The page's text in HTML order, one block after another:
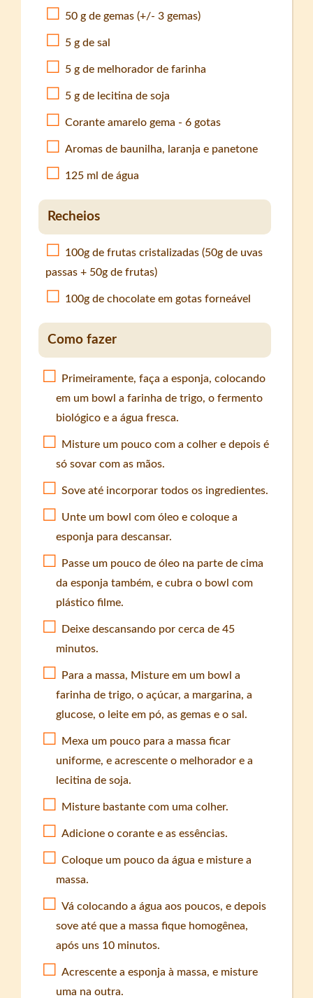
50 g de gemas (+/- 3 gemas)
5 g de sal
5 g de melhorador de farinha
5 g de lecitina de soja
Corante amarelo gema - 6 gotas
Aromas de baunilha, laranja e panetone
125 ml de água
Recheios
100g de frutas cristalizadas (50g de uvas
passas + 50g de frutas)
100g de chocolate em gotas forneável
Como fazer
Primeiramente, faça a esponja, colocando
em um bowl a farinha de trigo, o fermento
biológico e a água fresca.
Misture um pouco com a colher e depois é
só sovar com as mãos.
Sove até incorporar todos os ingredientes.
Unte um bowl com óleo e coloque a
esponja para descansar.
Passe um pouco de óleo na parte de cima
da esponja também, e cubra o bowl com
plástico filme.
Deixe descansando por cerca de 45
minutos.
Para a massa, Misture em um bowl a
farinha de trigo, o açúcar, a margarina, a
glucose, o leite em pó, as gemas e o sal.
Mexa um pouco para a massa ficar
uniforme, e acrescente o melhorador e a
lecitina de soja.
Misture bastante com uma colher.
Adicione o corante e as essências.
Coloque um pouco da água e misture a
massa.
Vá colocando a água aos poucos, e depois
sove até que a massa fique homogênea,
após uns 10 minutos.
Acrescente a esponja à massa, e misture
uma na outra.